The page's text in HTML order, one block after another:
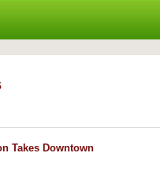
Takes Downtown